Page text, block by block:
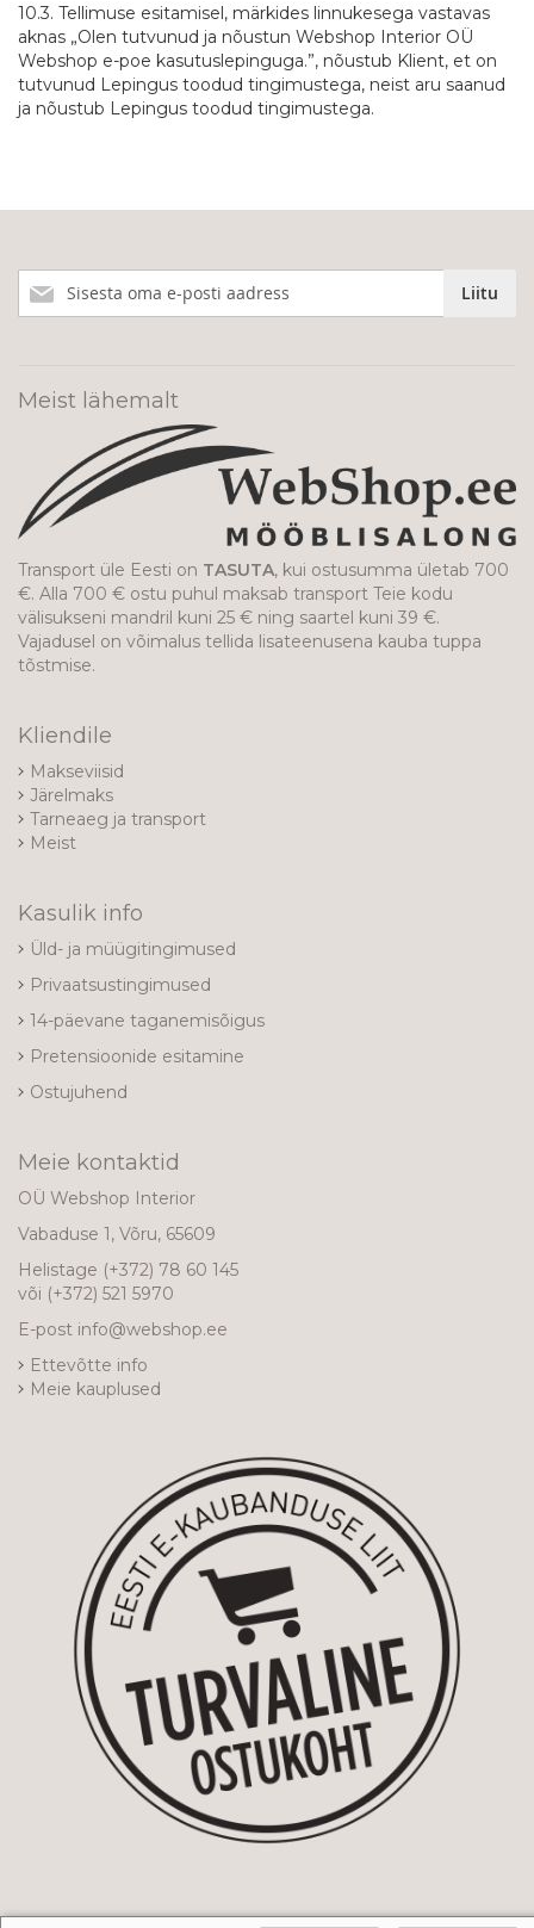
10.3. Tellimuse esitamisel, märkides linnukesega vastavas
aknas „Olen tutvunud ja nõustun Webshop Interior OÜ
Webshop e-poe kasutuslepinguga.”, nõustub Klient, et on
tutvunud Lepingus toodud tingimustega, neist aru saanud
ja nõustub Lepingus toodud tingimustega.
meie
Liitu
Meist lähemalt
Transport üle Eesti on TASUTA, kui ostusumma ületab 700
€. Alla 700 € ostu puhul maksab transport Teie kodu
välisukseni mandril kuni 25 € ning saartel kuni 39 €.
Vajadusel on võimalus tellida lisateenusena kauba tuppa
tõstmise.
Kliendile
Makseviisid
Järelmaks
Tarneaeg ja transport
Meist
Kasulik info
Üld- ja müügitingimused
Privaatsustingimused
14-päevane taganemisõigus
Pretensioonide esitamine
Ostujuhend
Meie kontaktid
OÜ Webshop Interior
Vabaduse 1, Võru, 65609
Helistage (+372) 78 60 145
või (+372) 521 5970
E-post info@webshop.ee
Ettevõtte info
Meie kauplused